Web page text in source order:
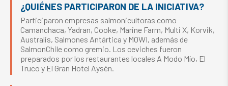
¿QUIÉNES PARTICIPARON DE LA INICIATIVA?
Participaron empresas salmonicultoras como
Camanchaca, Yadran, Cooke, Marine Farm, Multi X, Korvik,
Australis, Salmones Antártica y MOWI, además de
SalmonChile como gremio. Los ceviches fueron
preparados por los restaurantes locales A Modo Mío, El
Truco y El Gran Hotel Aysén.